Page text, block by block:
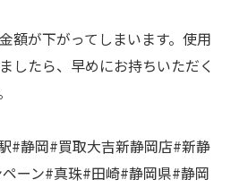
額が下がってしまいます。使用
したら、早めにお持ちいただく
#静岡#買取大吉新静岡店#新静
ーン#真珠#田崎#静岡県#静岡